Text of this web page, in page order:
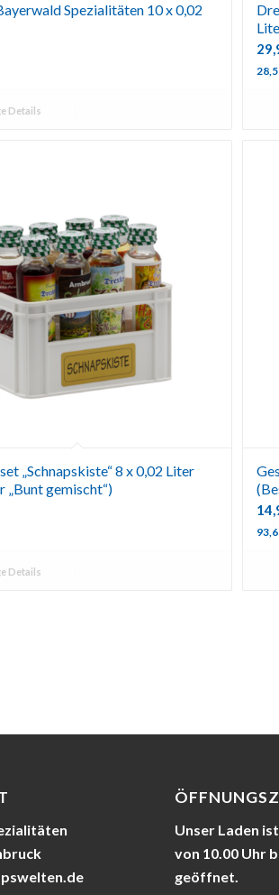
Spezialitäten 10 x 0,02
Details
„Schnapskiste“ 8 x 0,02 Liter
„Bunt gemischt“)
Details
Unser Laden
von 10.00 Uhr
geöffnet.